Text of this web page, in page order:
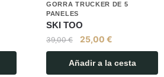
GORRA TRUCKER DE 5
PANELES
SKI TOO
39,00€ 25,00 €
Añadir a la cesta